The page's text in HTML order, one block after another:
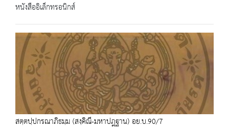
หนังสืออิเล็กทรอนิกส์
สตฺตปฺปกรณาภิธมฺม (สงฺคิณี-มหาปฎฐาน) อย.บ.90/7